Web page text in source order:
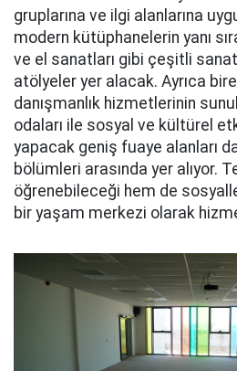
gruplarına ve ilgi alanlarına
modern kütüphanelerin yanı
ve el sanatları gibi çeşitli
atölyeler yer alacak. Ayrıca
danışmanlık hizmetlerinin
odaları ile sosyal ve kültürel
yapacak geniş fuaye alanları
bölümleri arasında yer alıyor.
öğrenebileceği hem de
bir yaşam merkezi olarak